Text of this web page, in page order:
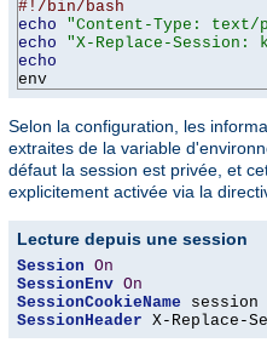
#!/bin/bash
echo
"Content-Type: text/
echo
"X-Replace-Session:
echo
env
Selon la configuration, les
extraites de la variable
défaut la session est privée, et
explicitement activée via la
Lecture depuis une session
Session On
SessionEnv On
SessionCookieName session
SessionHeader X-Replace-